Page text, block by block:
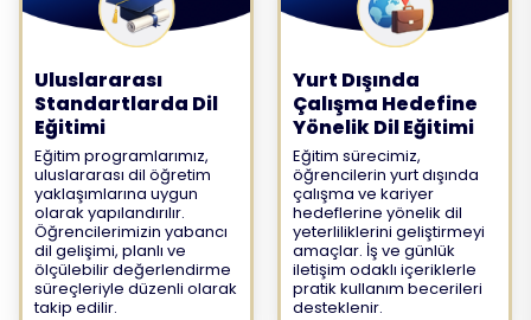
Uluslararası
Standartlarda Dil
Eğitimi
Eğitim programlarımız,
uluslararası dil öğretim
yaklaşımlarına uygun
olarak yapılandırılır.
Öğrencilerimizin yabancı
dil gelişimi, planlı ve
ölçülebilir değerlendirme
süreçleriyle düzenli olarak
takip edilir.
Yurt Dışında
Çalışma Hedefine
Yönelik Dil Eğitimi
Eğitim sürecimiz,
öğrencilerin yurt dışında
çalışma ve kariyer
hedeflerine yönelik dil
yeterliliklerini geliştirmeyi
amaçlar. İş ve günlük
iletişim odaklı içeriklerle
pratik kullanım becerileri
desteklenir.